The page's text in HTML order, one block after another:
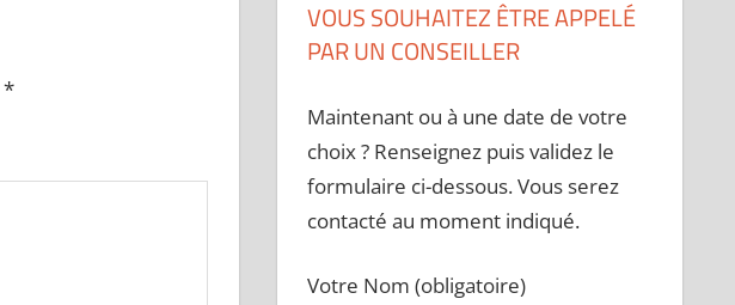
*
VOUS SOUHAITEZ ÊTRE APPELÉ
PAR UN CONSEILLER
Maintenant ou à une date de votre
choix ? Renseignez puis validez le
formulaire ci-dessous. Vous serez
contacté au moment indiqué.
Votre Nom (obligatoire)